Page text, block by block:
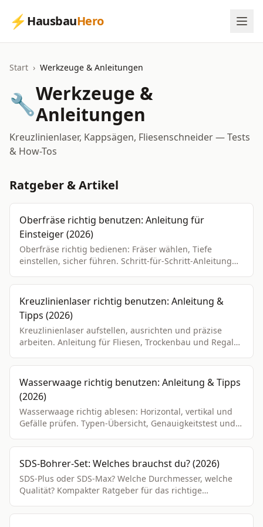
⚡ HausbauHero
Start › Werkzeuge & Anleitungen
🔧Werkzeuge &
Anleitungen
Kreuzlinienlaser, Kappsägen, Fliesenschneider — Tests
& How-Tos
Ratgeber & Artikel
Oberfräse richtig benutzen: Anleitung für
Einsteiger (2026)
Oberfräse richtig bedienen: Fräser wählen, Tiefe
einstellen, sicher führen. Schritt-für-Schritt-Anleitung
Kreuzlinienlaser richtig benutzen: Anleitung &
Tipps (2026)
Kreuzlinienlaser aufstellen, ausrichten und präzise
arbeiten. Anleitung für Fliesen, Trockenbau und Regale.
Wasserwaage richtig benutzen: Anleitung & Tipps
(2026)
Wasserwaage richtig ablesen: Horizontal, vertikal und
Gefälle prüfen. Typen-Übersicht, Genauigkeitstest und
SDS-Bohrer-Set: Welches brauchst du? (2026)
SDS-Plus oder SDS-Max? Welche Durchmesser, welche
Qualität? Kompakter Ratgeber für das richtige